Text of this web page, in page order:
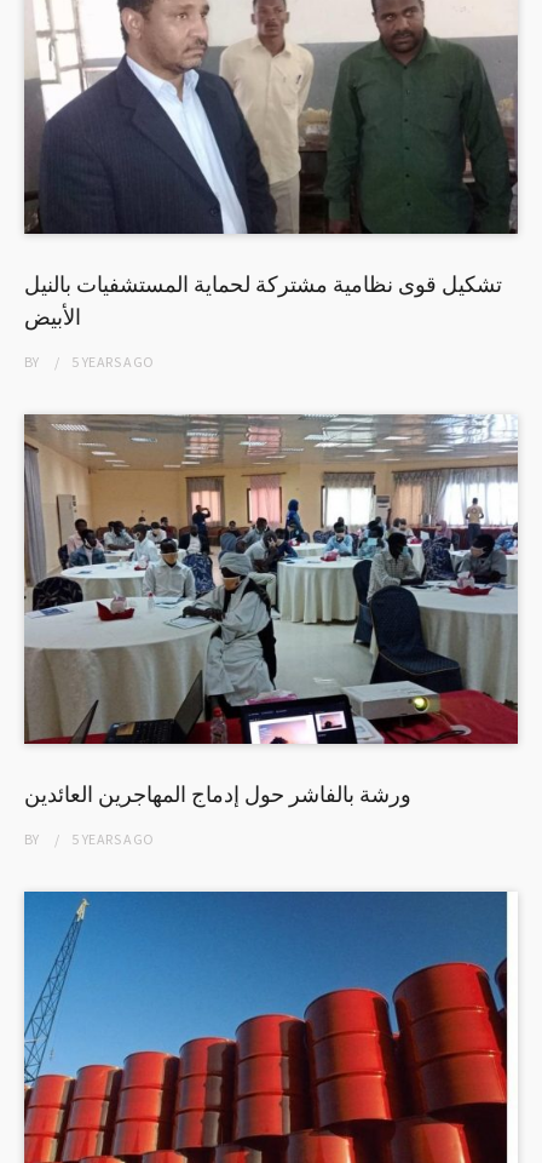
تشكيل قوى نظامية مشتركة لحماية المستشفيات بالنيل
الأبيض
BY 5 YEARSAGO
ورشة بالفاشر حول إدماج المهاجرين العائدين
BY 5 YEARSAGO